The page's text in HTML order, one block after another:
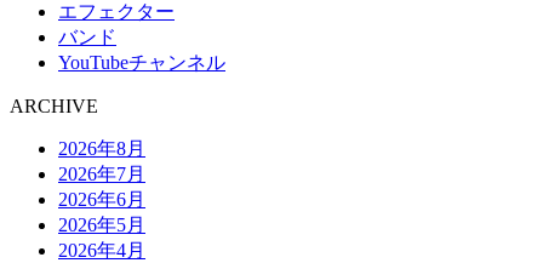
エフェクター
バンド
YouTubeチャンネル
ARCHIVE
2026年8月
2026年7月
2026年6月
2026年5月
2026年4月